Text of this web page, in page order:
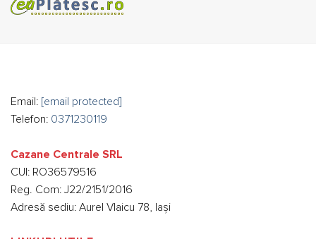
Email: [email protected]
Telefon: 0371230119
Cazane Centrale SRL
CUI: RO36579516
Reg. Com: J22/2151/2016
Adresă sediu: Aurel Vlaicu 78, Iași